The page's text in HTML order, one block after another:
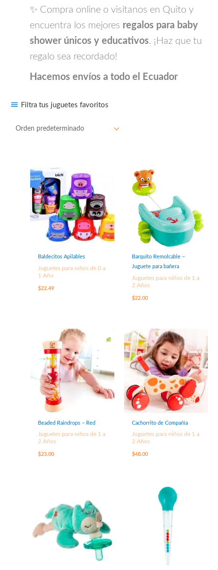
✨ Compra online o visítanos en Quito y
encuentra los mejores regalos para baby
shower únicos y educativos. ¡Haz que tu
regalo sea recordado!
Hacemos envíos a todo el Ecuador
Filtra tus juguetes favoritos
Baldecitos Apilables
Juguetes para niños de 0 a
1 Año
$22.49
Barquito Remolcable –
Juguete para bañera
Juguetes para niños de 1 a
2 Años
$22.00
Beaded Raindrops – Red
Juguetes para niños de 1 a
2 Años
$23.00
Cachorrito de Compañía
Juguetes para niños de 1 a
2 Años
$48.00